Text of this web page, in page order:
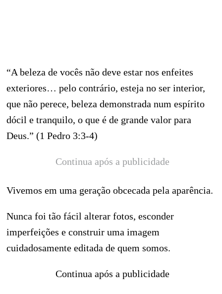
“A beleza de vocês não deve estar nos enfeites
exteriores… pelo contrário, esteja no ser interior,
que não perece, beleza demonstrada num espírito
dócil e tranquilo, o que é de grande valor para
Deus.” (1 Pedro 3:3-4)
Continua após a publicidade
Vivemos em uma geração obcecada pela aparência.
Nunca foi tão fácil alterar fotos, esconder
imperfeições e construir uma imagem
cuidadosamente editada de quem somos.
Continua após a publicidade